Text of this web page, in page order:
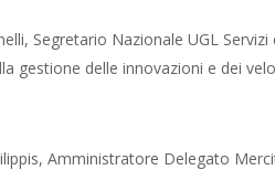
Segretario Nazionale UGL
gestione delle innovazioni e dei
Amministratore Delegato